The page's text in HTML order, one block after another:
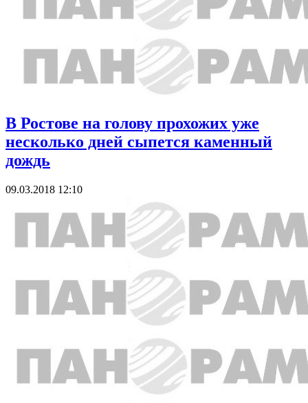
В Ростове на голову прохожих уже
несколько дней сыпется каменный
дождь
09.03.2018 12:10